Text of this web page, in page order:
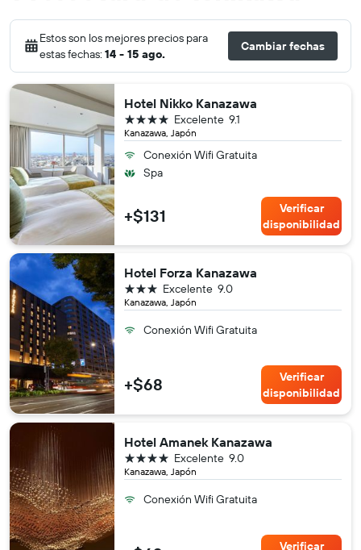
Estos son los mejores precios para
estas fechas: 14 - 15 ago.
Cambiar fechas
Hotel Nikko Kanazawa
Kanazawa, Japón
9.1
Excelente
4 estrellas
Conexión Wifi Gratuita
Spa
+$131
Verificar
disponibilidad
Hotel Forza Kanazawa
Kanazawa, Japón
9.0
Excelente
3 estrellas
Conexión Wifi Gratuita
+$68
Verificar
disponibilidad
Hotel Amanek Kanazawa
Kanazawa, Japón
9.0
Excelente
4 estrellas
Conexión Wifi Gratuita
Verificar